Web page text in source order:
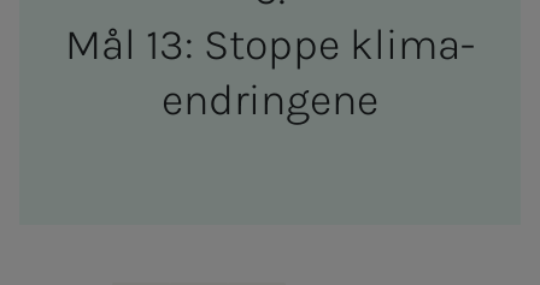
Mål 13: Stop­­­pe kli­­ma­
end­rin­­­ge­­­ne